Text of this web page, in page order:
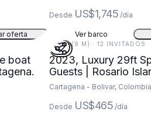
oferta
Desde US$1,745 /día
Ver barco
boat
29 FT (9 M) · 12 INVITADOS
2023, Luxury 29ft
Guests | Rosario
Tour
Cartagena - Bolivar, Colombia
Desde US$465 /día